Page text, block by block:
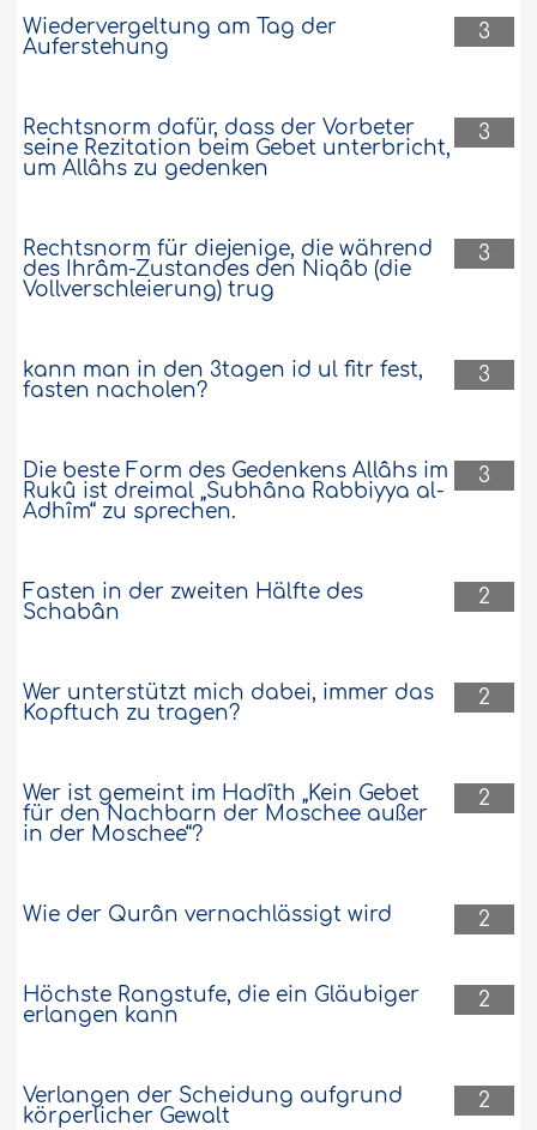
3
Wiedervergeltung am Tag der
Auferstehung
3
Rechtsnorm dafür, dass der Vorbeter
seine Rezitation beim Gebet unterbricht,
um Allâhs zu gedenken
3
Rechtsnorm für diejenige, die während
des Ihrâm-Zustandes den Niqâb (die
Vollverschleierung) trug
3
kann man in den 3tagen id ul fitr fest,
fasten nacholen?
3
Die beste Form des Gedenkens Allâhs im
Rukû ist dreimal „Subhâna Rabbiyya al-
Adhîm“ zu sprechen.
2
Fasten in der zweiten Hälfte des
Schabân
2
Wer unterstützt mich dabei, immer das
Kopftuch zu tragen?
2
Wer ist gemeint im Hadîth „Kein Gebet
für den Nachbarn der Moschee außer
in der Moschee“?
2
Wie der Qurân vernachlässigt wird
2
Höchste Rangstufe, die ein Gläubiger
erlangen kann
2
Verlangen der Scheidung aufgrund
körperlicher Gewalt